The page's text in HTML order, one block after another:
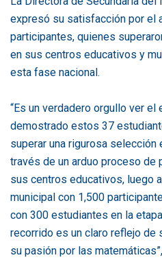
expresó su satisfacción por el
participantes, quienes
en sus centros educativos y
esta fase nacional.
“Es un verdadero orgullo ver
demostrado estos 37
superar una rigurosa selección
través de un arduo proceso de
sus centros educativos, luego
municipal con 1,500
con 300 estudiantes en la
recorrido es un claro reflejo de
su pasión por las